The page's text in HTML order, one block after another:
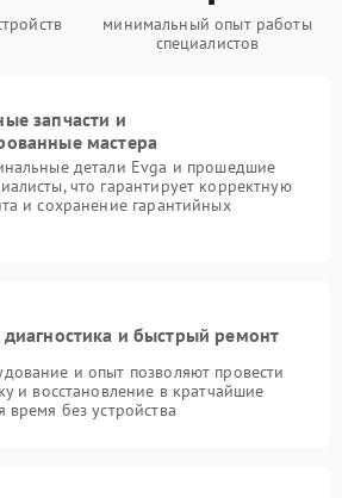
минимальный опыт работы
специалистов
запчасти и
мастера
детали Evga и прошедшие
что гарантирует корректную
и сохранение гарантийных
диагностика и быстрый ремонт
и опыт позволяют провести
и восстановление в кратчайшие
без устройства